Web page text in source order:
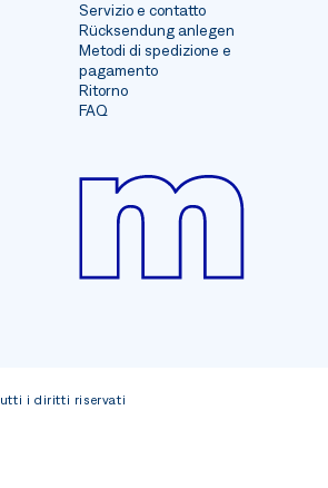
Servizio e contatto
Rücksendung anlegen
Metodi di spedizione e
pagamento
Ritorno
FAQ
i diritti riservati